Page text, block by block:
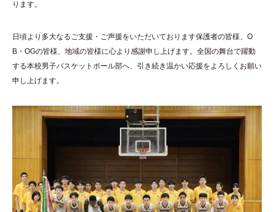
ります。
日頃より多大なるご支援・ご声援をいただいております保護者の皆様、O
B・OGの皆様、地域の皆様に心より感謝申し上げます。全国の舞台で躍動
する本校男子バスケットボール部へ、引き続き温かい応援をよろしくお願い
申し上げます。